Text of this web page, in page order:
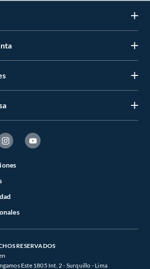
RESERVADOS
Este 1805 Int. 2 - Surquillo - Lima